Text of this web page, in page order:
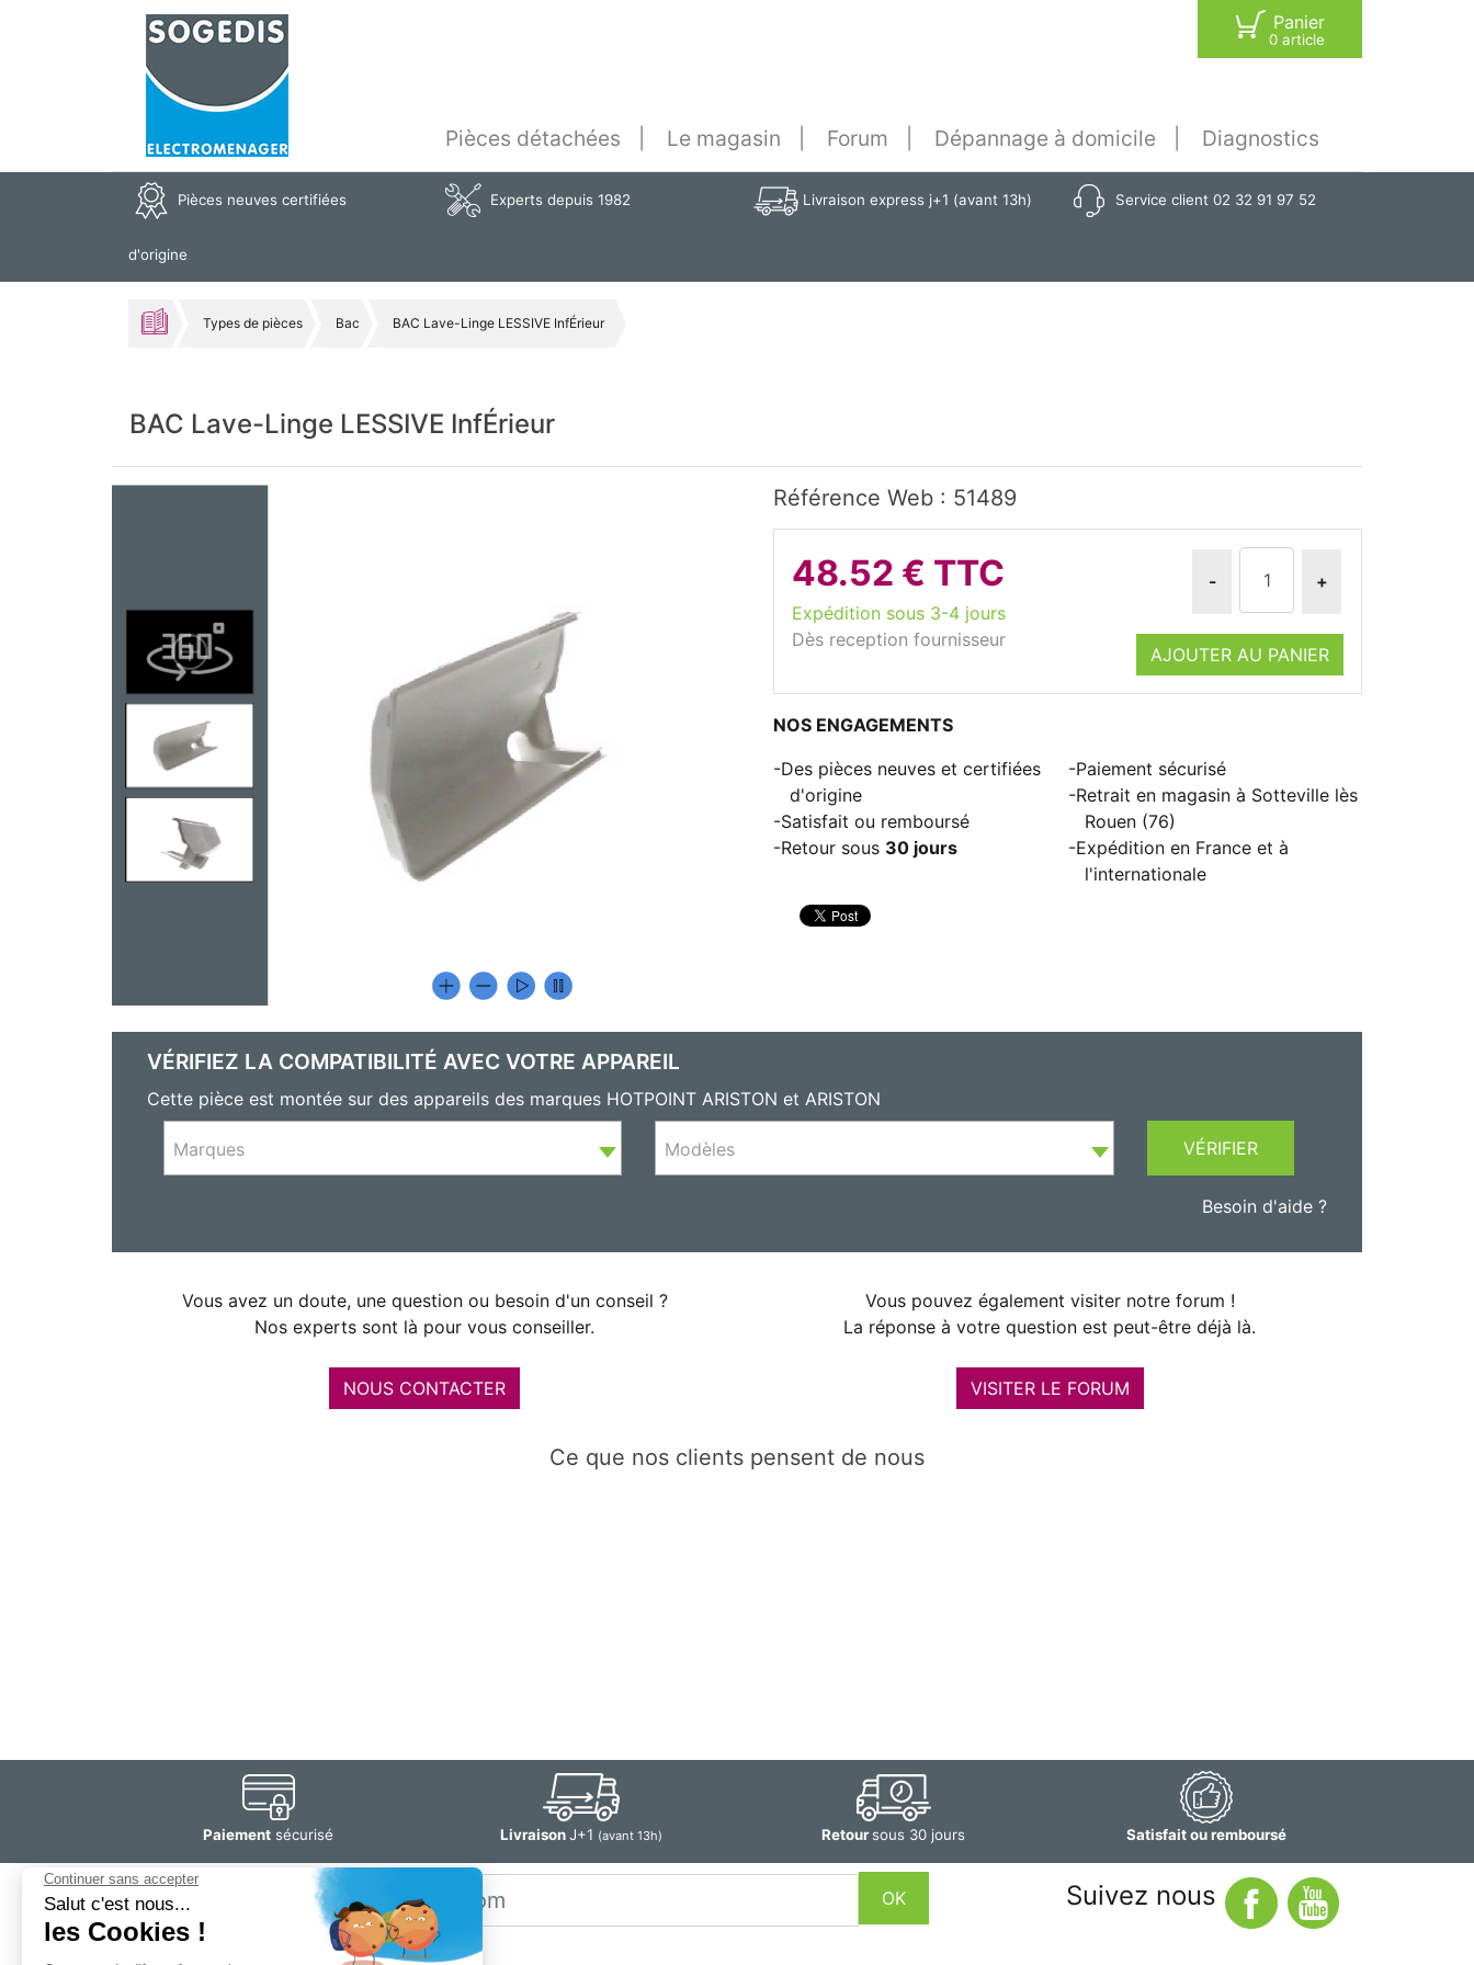
Panier
0 article
Pièces détachées Le magasin Forum Dépannage à domicile Diagnostics
Pièces neuves certifiées
d'origine
Experts depuis 1982 Livraison express j+1 (avant 13h) Service client 02 32 91 97 52
Types de pièces Bac BAC Lave-Linge LESSIVE InfÉrieur
BAC Lave-Linge LESSIVE InfÉrieur
Référence Web : 51489
48.52 € TTC
Expédition sous 3-4 jours
Dès reception fournisseur
- +
AJOUTER AU PANIER
NOS ENGAGEMENTS
Des pièces neuves et certifiées
d'origine
Satisfait ou remboursé
Retour sous 30 jours
Paiement sécurisé
Retrait en magasin à Sotteville lès
Rouen (76)
Expédition en France et à
l'internationale
VÉRIFIEZ LA COMPATIBILITÉ AVEC VOTRE APPAREIL
Cette pièce est montée sur des appareils des marques HOTPOINT ARISTON et ARISTON
Marques Modèles VÉRIFIER
Besoin d'aide ?
Vous avez un doute, une question ou besoin d'un conseil ?
Nos experts sont là pour vous conseiller.
NOUS CONTACTER
Vous pouvez également visiter notre forum !
La réponse à votre question est peut-être déjà là.
VISITER LE FORUM
Ce que nos clients pensent de nous
Paiement sécurisé LivraisonJ+1 (avant 13h) Retoursous 30 jours Satisfait ou remboursé
Restez
informé
Email
OK Suivez nous